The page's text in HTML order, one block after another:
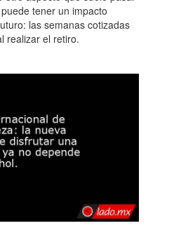
tener un impacto
las semanas cotizadas
realizar el retiro.